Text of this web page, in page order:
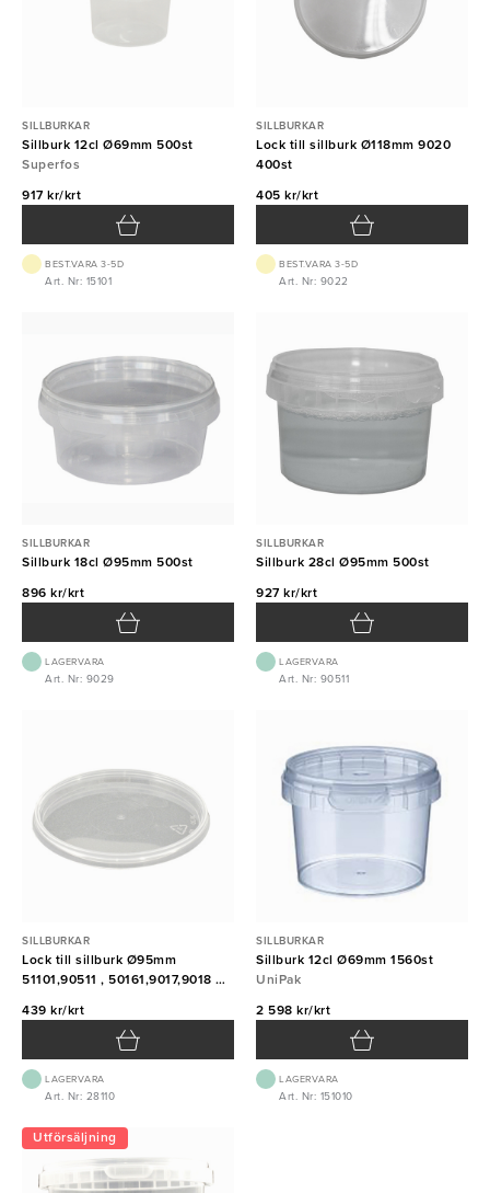
SILLBURKAR
Sillburk 12cl Ø69mm 500st
Superfos
917 kr/krt
BEST.VARA 3-5D
Art. Nr: 15101
SILLBURKAR
Lock till sillburk Ø118mm 9020
400st
405 kr/krt
BEST.VARA 3-5D
Art. Nr: 9022
SILLBURKAR
Sillburk 18cl Ø95mm 500st
896 kr/krt
LAGERVARA
Art. Nr: 9029
SILLBURKAR
Sillburk 28cl Ø95mm 500st
927 kr/krt
LAGERVARA
Art. Nr: 90511
SILLBURKAR
Lock till sillburk Ø95mm
51101,90511 , 50161,9017,9018 &
439 kr/krt
LAGERVARA
Art. Nr: 28110
SILLBURKAR
Sillburk 12cl Ø69mm 1560st
UniPak
2 598 kr/krt
LAGERVARA
Art. Nr: 151010
Utförsäljning